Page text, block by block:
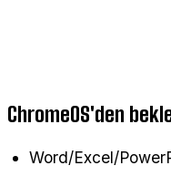
ChromeOS'den
Word/Excel/